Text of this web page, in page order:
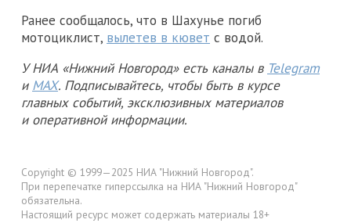
Ранее сообщалось, что в Шахунье погиб
мотоциклист, вылетев в кювет с водой.
У НИА «Нижний Новгород» есть каналы в Telegram
и MAX. Подписывайтесь, чтобы быть в курсе
главных событий, эксклюзивных материалов
и оперативной информации.
Copyright © 1999—2025 НИА "Нижний Новгород".
При перепечатке гиперссылка на НИА "Нижний Новгород"
обязательна.
Настоящий ресурс может содержать материалы 18+